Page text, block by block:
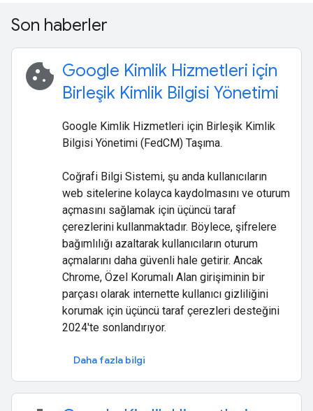
Son haberler
cookie Google Kimlik Hizmetleri için
Birleşik Kimlik Bilgisi Yönetimi
Google Kimlik Hizmetleri için Birleşik Kimlik
Bilgisi Yönetimi (FedCM) Taşıma.
Coğrafi Bilgi Sistemi, şu anda kullanıcıların
web sitelerine kolayca kaydolmasını ve oturum
açmasını sağlamak için üçüncü taraf
çerezlerini kullanmaktadır. Böylece, şifrelere
bağımlılığı azaltarak kullanıcıların oturum
açmalarını daha güvenli hale getirir. Ancak
Chrome, Özel Korumalı Alan girişiminin bir
parçası olarak internette kullanıcı gizliliğini
korumak için üçüncü taraf çerezleri desteğini
2024'te sonlandırıyor.
Daha fazla bilgi